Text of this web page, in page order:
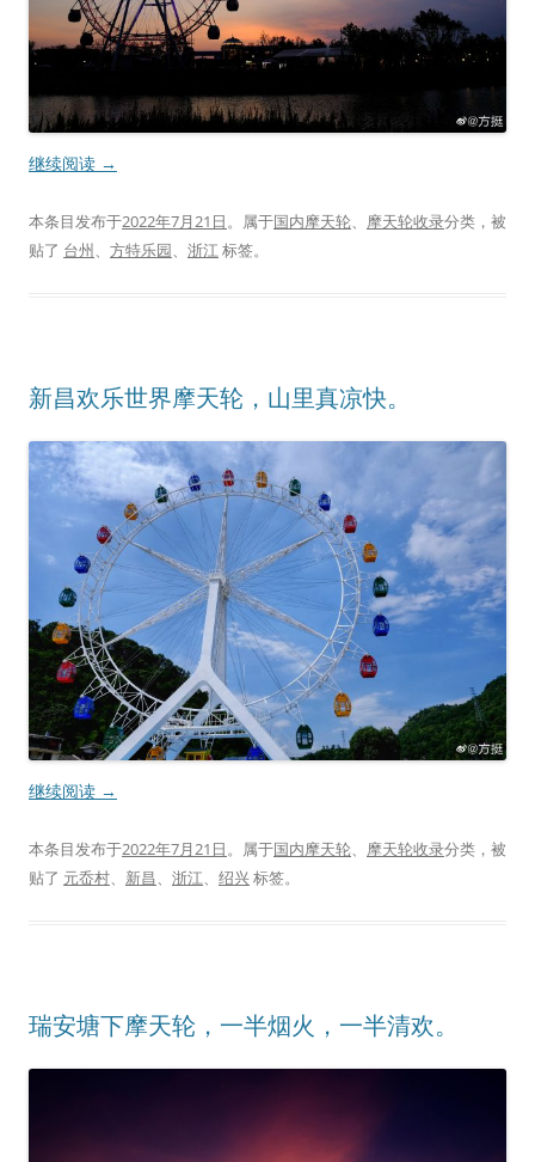
继续阅读 →
本条目发布于2022年7月21日。属于国内摩天轮、 摩天轮收录分类，被
贴了 台州、 方特乐园、 浙江 标签。
新昌欢乐世界摩天轮，山里真凉快。
继续阅读 →
本条目发布于2022年7月21日。属于国内摩天轮、 摩天轮收录分类，被
贴了 元岙村、 新昌、 浙江、 绍兴标签。
瑞安塘下摩天轮，一半烟火，一半清欢。 ​​​